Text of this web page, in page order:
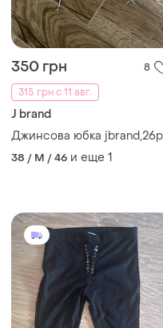
350 грн
8
315 грн с 11 авг.
J brand
Джинсова юбка jbrand,26р
38 / M / 46 и еще 1